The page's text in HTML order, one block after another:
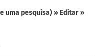
uma pesquisa) » Editar »